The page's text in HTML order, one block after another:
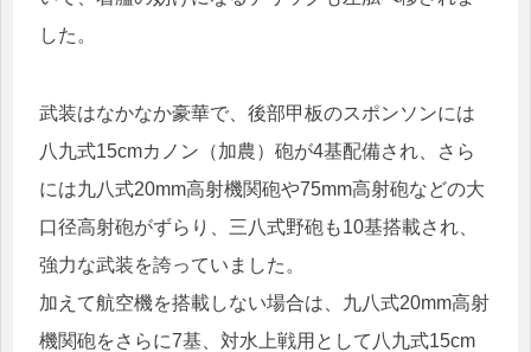
した。
武装はなかなか豪華で、後部甲板のスポンソンには
八九式15cmカノン（加農）砲が4基配備され、さら
には九八式20mm高射機関砲や75mm高射砲などの大
口径高射砲がずらり、三八式野砲も10基搭載され、
強力な武装を誇っていました。
加えて航空機を搭載しない場合は、九八式20mm高射
機関砲をさらに7基、対水上戦用として八九式15cm